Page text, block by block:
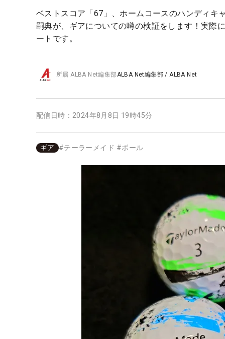
ベストスコア「67」、ホームコースのハンディキ
嗣典が、ギアについての噂の検証をします！実際
ートです。
所属 ALBA Net編集部ALBA Net編集部 / ALBA Net
配信日時： 2024年8月8日 19時45分
ギア #テーラーメイド #ボール